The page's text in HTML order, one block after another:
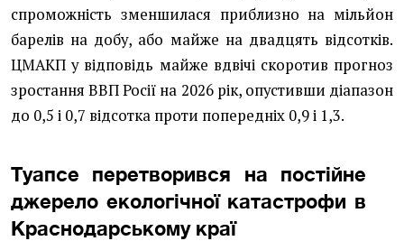
спроможність зменшилася приблизно на мільйон
барелів на добу, або майже на двадцять відсотків.
ЦМАКП у відповідь майже вдвічі скоротив прогноз
зростання ВВП Росії на 2026 рік, опустивши діапазон
до 0,5 і 0,7 відсотка проти попередніх 0,9 і 1,3.
Туапсе перетворився на постійне
джерело екологічної катастрофи в
Краснодарському краї